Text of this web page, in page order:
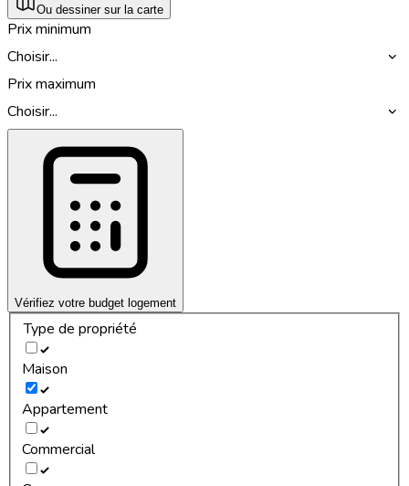
Ou dessiner sur la carte
Prix minimum
Choisir...
Prix maximum
Choisir...
Vérifiez votre budget logement
Type de propriété
Maison
Appartement
Commercial